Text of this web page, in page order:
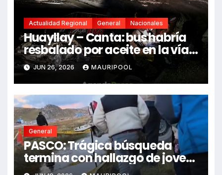
Actualidad Regional General Nacionales
Huayllay – Canta: bus habría
resbalado por aceite en la vía e
impactó auto siniestrado
dejando dos fallecidos
JUN 26, 2026 MAURIPOOL
General
PASCO: Trágica búsqueda
termina con hallazgo de joven
sin vida en Rancas